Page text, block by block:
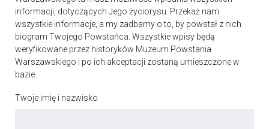
informacji, dotyczących Jego życiorysu. Przekaż nam
wszystkie informacje, a my zadbamy o to, by powstał z nich
biogram Twojego Powstańca. Wszystkie wpisy będą
weryfikowane przez historyków Muzeum Powstania
Warszawskiego i po ich akceptacji zostaną umieszczone w
bazie.
Twoje imię i nazwisko